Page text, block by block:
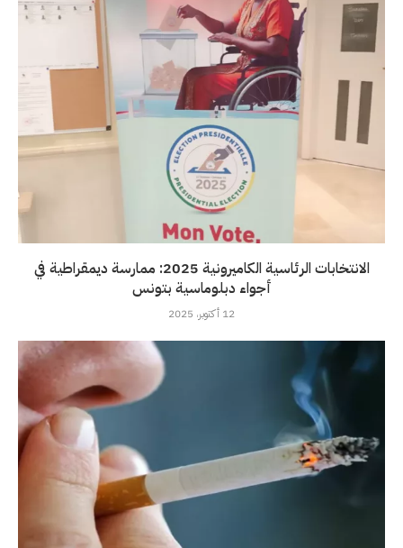
الانتخابات الرئاسية الكاميرونية 2025: ممارسة ديمقراطية في
أجواء دبلوماسية بتونس
12 أكتوبر، 2025